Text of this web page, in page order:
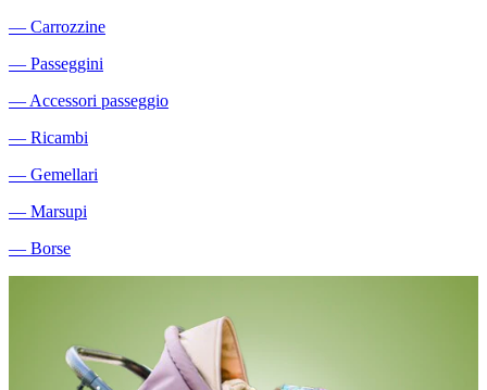
― Carrozzine
― Passeggini
― Accessori passeggio
― Ricambi
― Gemellari
― Marsupi
― Borse